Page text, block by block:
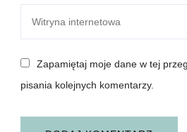
Zapamiętaj moje dane w tej
pisania kolejnych komentarzy.